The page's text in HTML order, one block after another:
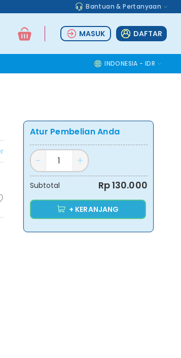
Bantuan & Pertanyaan
MASUK DAFTAR
SAFETY TOOLS
INDONESIA - IDR
Atur Pembelian Anda
Subtotal Rp 130.000
+ KERANJANG